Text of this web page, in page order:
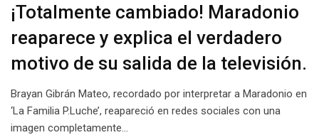
¡Totalmente cambiado! Maradonio
reaparece y explica el verdadero
motivo de su salida de la televisión.
Brayan Gibrán Mateo, recordado por interpretar a Maradonio en
‘La Familia P.Luche’, reapareció en redes sociales con una
imagen completamente…